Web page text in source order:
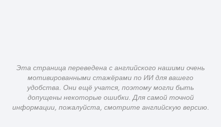
Эта страница переведена с английского нашими очень
мотивированными стажёрами по ИИ для вашего
удобства. Они ещё учатся, поэтому могли быть
допущены некоторые ошибки. Для самой точной
информации, пожалуйста, смотрите английскую версию.